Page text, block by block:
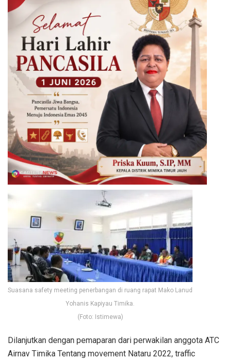
Suasana safety meeting penerbangan di ruang rapat Mako Lanud
Yohanis Kapiyau Timika.
(Foto: Istimewa)
Dilanjutkan dengan pemaparan dari perwakilan anggota ATC
Airnav Timika Tentang movement Nataru 2022, traffic